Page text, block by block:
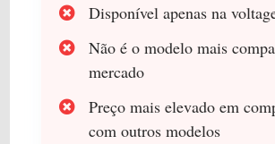
Disponível apenas na
Não é o modelo mais
mercado
Preço mais elevado em
com outros modelos